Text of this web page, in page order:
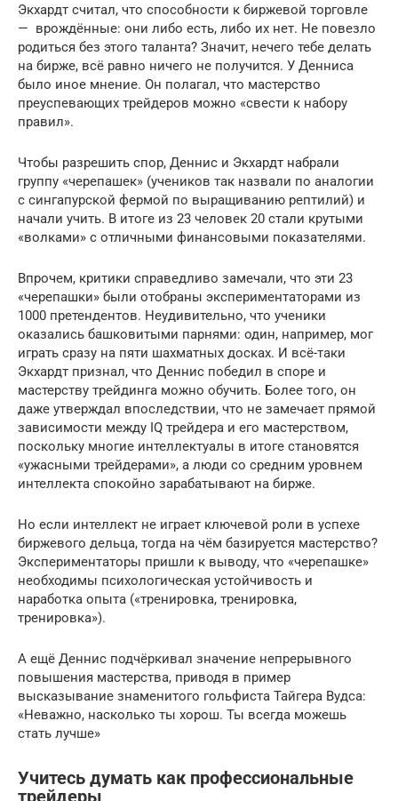
Экхардт считал, что способности к биржевой торговле
— врождённые: они либо есть, либо их нет. Не повезло
родиться без этого таланта? Значит, нечего тебе делать
на бирже, всё равно ничего не получится. У Денниса
было иное мнение. Он полагал, что мастерство
преуспевающих трейдеров можно «свести к набору
правил».
Чтобы разрешить спор, Деннис и Экхардт набрали
группу «черепашек» (учеников так назвали по аналогии
с сингапурской фермой по выращиванию рептилий) и
начали учить. В итоге из 23 человек 20 стали крутыми
«волками» с отличными финансовыми показателями.
Впрочем, критики справедливо замечали, что эти 23
«черепашки» были отобраны экспериментаторами из
1000 претендентов. Неудивительно, что ученики
оказались башковитыми парнями: один, например, мог
играть сразу на пяти шахматных досках. И всё-таки
Экхардт признал, что Деннис победил в споре и
мастерству трейдинга можно обучить. Более того, он
даже утверждал впоследствии, что не замечает прямой
зависимости между IQ трейдера и его мастерством,
поскольку многие интеллектуалы в итоге становятся
«ужасными трейдерами», а люди со средним уровнем
интеллекта спокойно зарабатывают на бирже.
Но если интеллект не играет ключевой роли в успехе
биржевого дельца, тогда на чём базируется мастерство?
Экспериментаторы пришли к выводу, что «черепашке»
необходимы психологическая устойчивость и
наработка опыта («тренировка, тренировка,
тренировка»).
А ещё Деннис подчёркивал значение непрерывного
повышения мастерства, приводя в пример
высказывание знаменитого гольфиста Тайгера Вудса:
«Неважно, насколько ты хорош. Ты всегда можешь
стать лучше»
Учитесь думать как профессиональные